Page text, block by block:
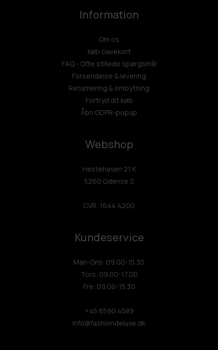
Information
Om os
Køb Gavekort
FAQ - Ofte stillede spørgsmål
Forsendelse & levering
Returnering & ombytning
Fortryd dit køb
Åbn GDPR-popup
Webshop
Hestehaven 21 K
5260 Odense S
CVR: 1644 4200
Kundeservice
Man-Ons: 09.00-15.30
Tors: 09.00-17.00
Fre: 09.00-15.30
+45 6590 4589
info@fashiondeluxe.dk